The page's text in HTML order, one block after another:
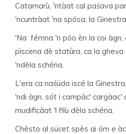
Catamarù, 'ntàat cal paśava
'ncuntràat 'na spósa, la
'Na fémna 'n póo èn la coi
pìscena dè statǜra, ca la
'ndèla schéna.
L'era ca naśüda iscé la
'ndi àgn, sót i campàc' cargàac'
mudificàat 'l filù dèla schéna.
Chèsto al sücet spès ai óm e